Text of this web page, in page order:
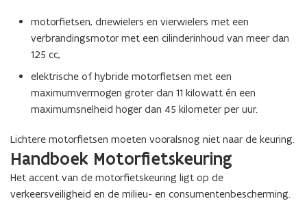
motorfietsen, driewielers en vierwielers met een
verbrandingsmotor met een cilinderinhoud van meer dan
125 cc,
elektrische of hybride motorfietsen met een
maximumvermogen groter dan 11 kilowatt én een
maximumsnelheid hoger dan 45 kilometer per uur.
Lichtere motorfietsen moeten vooralsnog niet naar de keuring.
Handboek Motorfietskeuring
Het accent van de motorfietskeuring ligt op de
verkeersveiligheid en de milieu- en consumentenbescherming.